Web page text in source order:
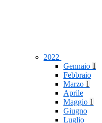
2022
Gennaio 1
Febbraio
Marzo 1
Aprile
Maggio 1
Giugno
Luglio